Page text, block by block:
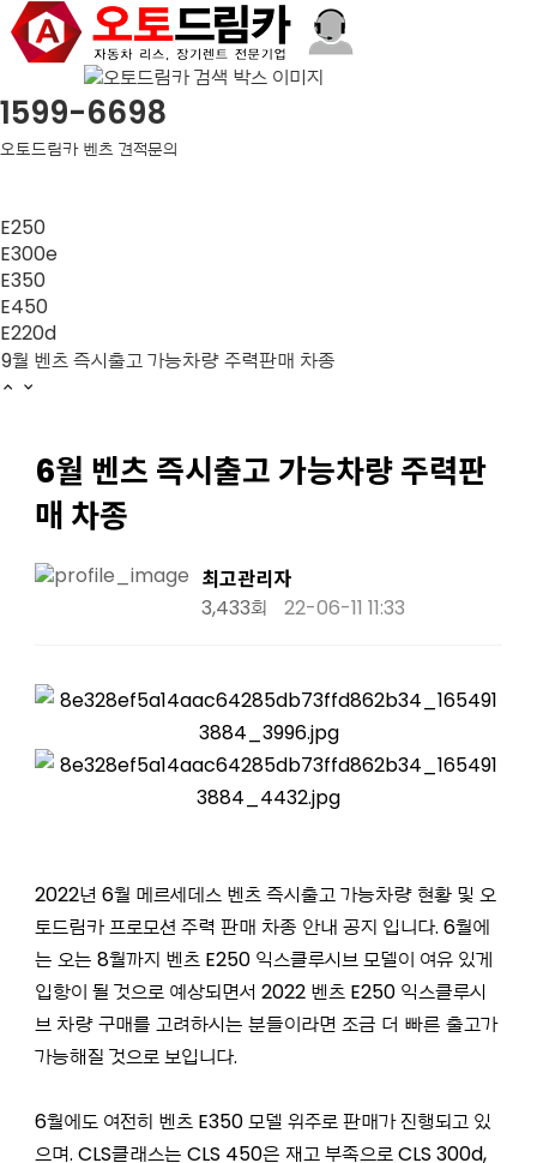
1599-6698
오토드림카 벤츠 견적문의
E250
E300e
E350
E450
E220d
7월 벤츠 즉시출고 가능차량 주력판매 차종
벤츠 2월 즉시출고 주력 차종 안내
2023 벤츠 E250 AMG, E350 익스클루시브 연식변경 가격표
9월 벤츠 즉시출고 가능차량 주력판매 차종
8월 벤츠 즉시출고 가능차량 주력판매 차종
2023 벤츠 E250 AMG, E350 익스클루시브 연식변경 가격표
9월 벤츠 즉시출고 가능차량 주력판매 차종
8월 벤츠 즉시출고 가능차량 주력판매 차종
7월 벤츠 즉시출고 가능차량 주력판매 차종
6월 벤츠 즉시출고 가능차량 주력판
매 차종
최고관리자
3,433회
22-06-11 11:33
2022년 6월 메르세데스 벤츠 즉시출고 가능차량 현황 및 오
토드림카 프로모션 주력 판매 차종 안내 공지 입니다. 6월에
는 오는 8월까지 벤츠 E250 익스클루시브 모델이 여유 있게
입항이 될 것으로 예상되면서 2022 벤츠 E250 익스클루시
브 차량 구매를 고려하시는 분들이라면 조금 더 빠른 출고가
가능해질 것으로 보입니다.
6월에도 여전히 벤츠 E350 모델 위주로 판매가 진행되고 있
으며. CLS클래스는 CLS 450은 재고 부족으로 CLS 300d,